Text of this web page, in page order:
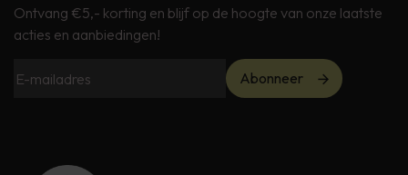
Ontvang €5,- korting en blijf op de hoogte van onze laatste
acties en aanbiedingen!
Abonneer